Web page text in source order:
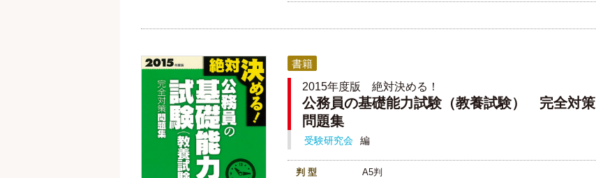
書籍
2015年度版 絶対決める！
公務員の基礎能力試験（教養試験） 完全対策
問題集
受験研究会 編
判 型
A5判